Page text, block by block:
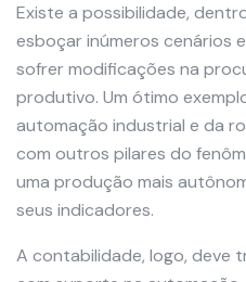
Existe a possibilidade,
esboçar inúmeros cenários
sofrer modificações na
produtivo. Um ótimo
automação industrial e da
com outros pilares do
uma produção mais
seus indicadores.
A contabilidade, logo, deve